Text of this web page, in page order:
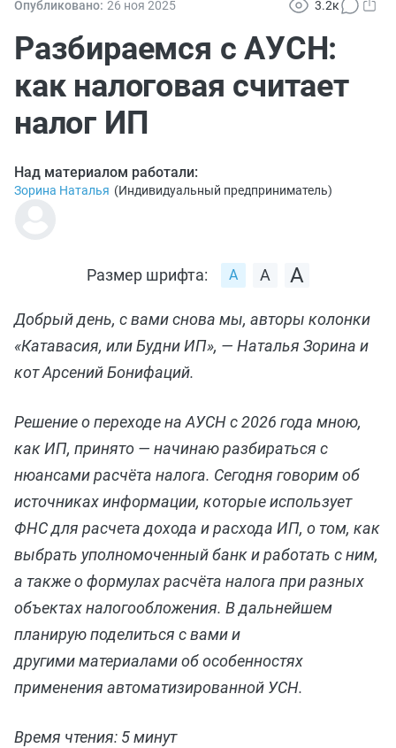
Опубликовано: 26 ноя 2025 3.2к
Разбираемся с АУСН:
как налоговая считает
налог ИП
Над материалом работали:
Зорина Наталья (Индивидуальный предприниматель)
Размер шрифта:
Добрый день, с вами снова мы, авторы колонки
«Катавасия, или Будни ИП», — Наталья Зорина и
кот Арсений Бонифаций.
Решение о переходе на АУСН с 2026 года мною,
как ИП, принято — начинаю разбираться с
нюансами расчёта налога. Сегодня говорим об
источниках информации, которые использует
ФНС для расчета дохода и расхода ИП, о том, как
выбрать уполномоченный банк и работать с ним,
а также о формулах расчёта налога при разных
объектах налогообложения. В дальнейшем
планирую поделиться с вами и
другими материалами об особенностях
применения автоматизированной УСН.
Время чтения: 5 минут